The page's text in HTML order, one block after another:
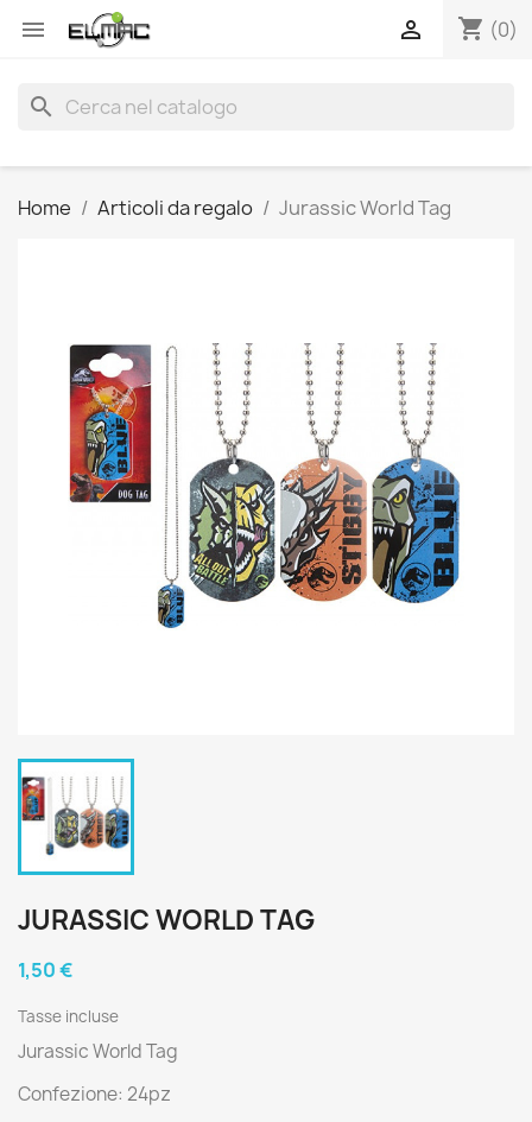
 shopping_cart (0)

search
Home Articoli da regalo Jurassic World Tag
JURASSIC WORLD TAG
1,50 €
Tasse incluse
Jurassic World Tag
Confezione: 24pz